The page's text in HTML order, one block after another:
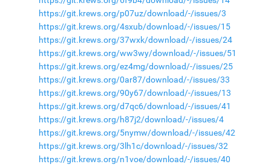
https://git.krews.org/p07uz/download/-/issues/3
https://git.krews.org/4sxub/download/-/issues/15
https://git.krews.org/37wxk/download/-/issues/24
https://git.krews.org/ww3wy/download/-/issues/51
https://git.krews.org/ez4mg/download/-/issues/25
https://git.krews.org/0ar87/download/-/issues/33
https://git.krews.org/90y67/download/-/issues/13
https://git.krews.org/d7qc6/download/-/issues/41
https://git.krews.org/h87j2/download/-/issues/4
https://git.krews.org/5nymw/download/-/issues/42
https://git.krews.org/3lh1c/download/-/issues/32
https://git.krews.org/n1voe/download/-/issues/40